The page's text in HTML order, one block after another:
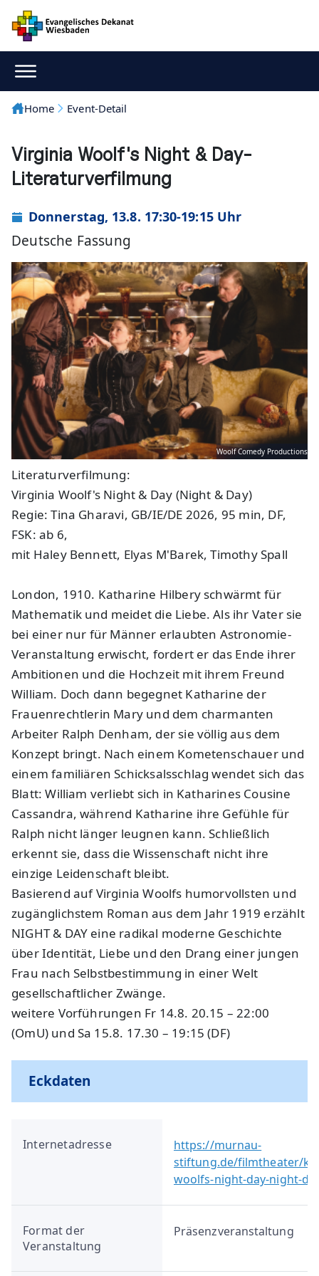
Home Event-Detail
Virginia Woolf's Night & Day-
Literaturverfilmung
Donnerstag, 13.8. 17:30-19:15 Uhr
Deutsche Fassung
Woolf Comedy Productions
Literaturverfilmung:
Virginia Woolf's Night & Day (Night & Day)
Regie: Tina Gharavi, GB/IE/DE 2026, 95 min, DF,
FSK: ab 6,
mit Haley Bennett, Elyas M'Barek, Timothy Spall
London, 1910. Katharine Hilbery schwärmt für
Mathematik und meidet die Liebe. Als ihr Vater sie
bei einer nur für Männer erlaubten Astronomie-
Veranstaltung erwischt, fordert er das Ende ihrer
Ambitionen und die Hochzeit mit ihrem Freund
William. Doch dann begegnet Katharine der
Frauenrechtlerin Mary und dem charmanten
Arbeiter Ralph Denham, der sie völlig aus dem
Konzept bringt. Nach einem Kometenschauer und
einem familiären Schicksalsschlag wendet sich das
Blatt: William verliebt sich in Katharines Cousine
Cassandra, während Katharine ihre Gefühle für
Ralph nicht länger leugnen kann. Schließlich
erkennt sie, dass die Wissenschaft nicht ihre
einzige Leidenschaft bleibt.
Basierend auf Virginia Woolfs humorvollsten und
zugänglichstem Roman aus dem Jahr 1919 erzählt
NIGHT & DAY eine radikal moderne Geschichte
über Identität, Liebe und den Drang einer jungen
Frau nach Selbstbestimmung in einer Welt
gesellschaftlicher Zwänge.
weitere Vorführungen Fr 14.8. 20.15 – 22:00
(OmU) und Sa 15.8. 17.30 – 19:15 (DF)
Eckdaten
Internetadresse
https://murnau-
stiftung.de/filmtheater/
woolfs-night-day-night-
Format der
Veranstaltung
Präsenzveranstaltung